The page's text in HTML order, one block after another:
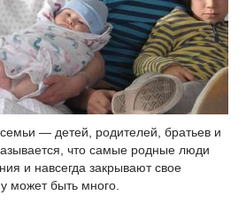
— детей, родителей, братьев и
что самые родные люди
и навсегда закрывают свое
может быть много.